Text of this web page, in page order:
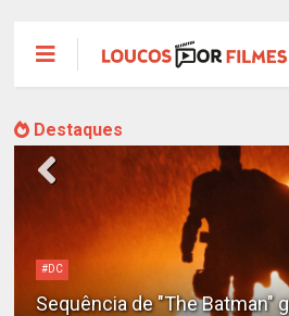
Destaques
Alejandro G. Iñárritu
Tom Cruise surge